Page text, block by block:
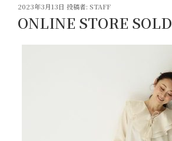
投
稿
日:
2023年3月13日 投稿者: STAFF
ONLINE STORE SOLD